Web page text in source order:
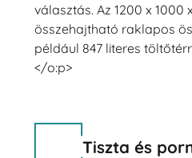
választás. Az 1200 x 1000
összehajtható raklapos
például 847 literes
</o:p>
Tiszta és